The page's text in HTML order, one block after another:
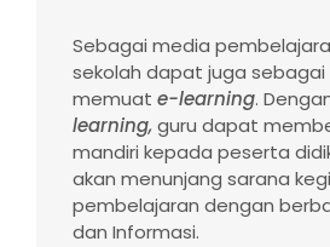
Sebagai media
sekolah dapat juga sebagai
memuat e-learning.
learning,guru dapat
mandiri kepada peserta
akan menunjang sarana
pembelajaran dengan
dan Informasi.